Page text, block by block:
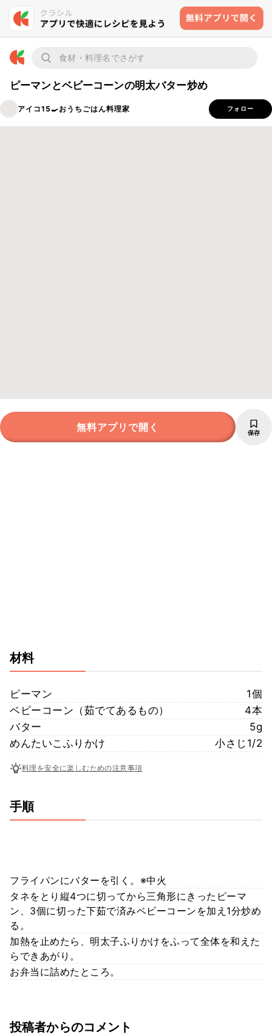
ピーマンとベビーコーンの明太バター炒め
アイコ15🍳おうちごはん料理家 フォロー
無料アプリで開く 保存
材料
ピーマン
1個
ベビーコーン（茹でてあるもの）
4本
バター
5g
めんたいこふりかけ
小さじ1/2
料理を安全に楽しむための注意事項
手順
フライパンにバターを引く。※中火
タネをとり縦4つに切ってから三角形にきったピーマ
ン、3個に切った下茹で済みベビーコーンを加え1分炒め
る。
加熱を止めたら、明太子ふりかけをふって全体を和えた
らできあがり。
お弁当に詰めたところ。
投稿者からのコメント